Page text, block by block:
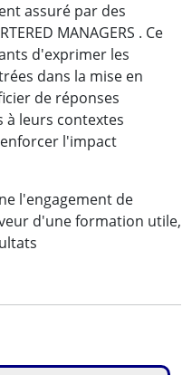
assuré par des
MANAGERS . Ce
d'exprimer les
dans la mise en
de réponses
à leurs contextes
l'impact
l'engagement de
d'une formation utile,